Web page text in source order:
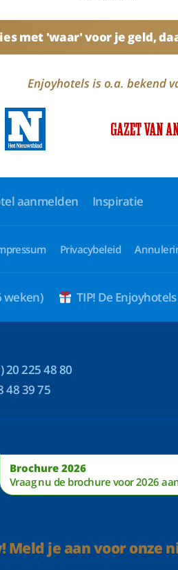
met 'waar' voor je geld,
Enjoyhotels is o.a. bekend
aanmelden Inspiratie
Privacybeleid
weken) TIP! De
20 225 48 80
48 39 75
Brochure 2026
Vraag nu de brochure voor 2026
Meld je aan voor onze